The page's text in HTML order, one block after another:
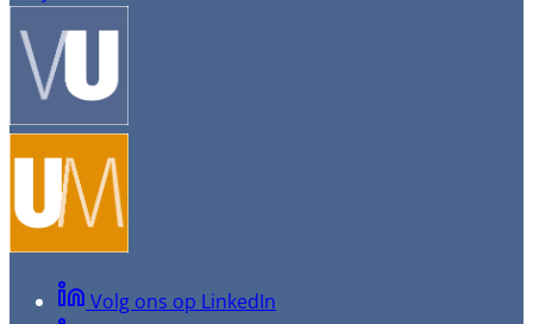
Volg ons op LinkedIn